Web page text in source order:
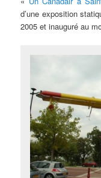
d’une exposition
2005 et inauguré au